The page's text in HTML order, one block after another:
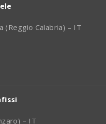
(Reggio Calabria) – IT
– IT